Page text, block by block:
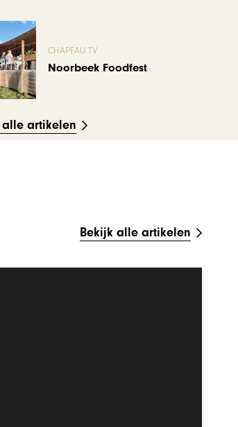
CHAPEAU TV
Noorbeek Foodfest
alle artikelen
Bekijk alle artikelen